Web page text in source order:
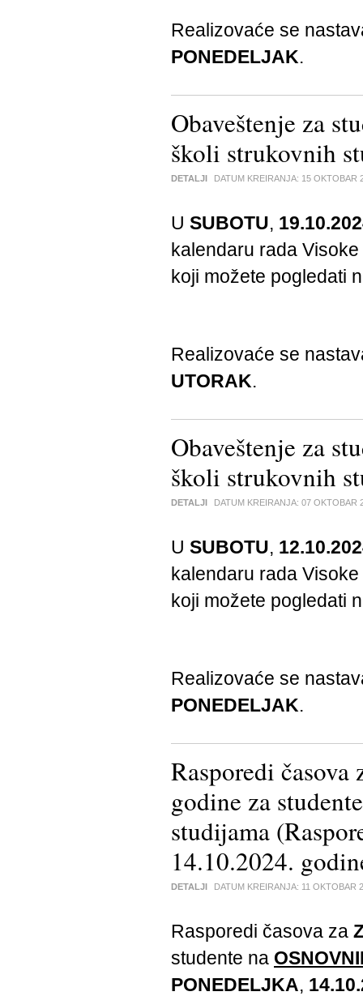
Realizovaće se
PONEDELJAK.
Obaveštenje za
školi strukovnih
DETALJI DATUM KREIRANJA: 15 OKTOBAR
U SUBOTU,
kalendaru rada
koji možete pogledati
Realizovaće se
UTORAK.
Obaveštenje za
školi strukovnih
DETALJI DATUM KREIRANJA: 07 OKTOBAR
U SUBOTU,
kalendaru rada
koji možete pogledati
Realizovaće se
PONEDELJAK.
Rasporedi
godine za
studijama
14.10.2024.
DETALJI DATUM KREIRANJA: 11 OKTOBAR
Rasporedi časova za
studente na
PONEDELJKA,